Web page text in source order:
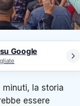
Google
la storia
essere